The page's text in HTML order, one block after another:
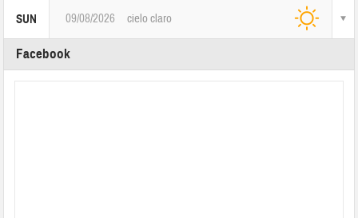
SUN 09/08/2026 cielo claro
Facebook